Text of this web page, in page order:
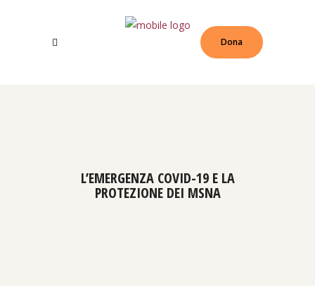
Dona
L’EMERGENZA COVID-19 E LA
PROTEZIONE DEI MSNA